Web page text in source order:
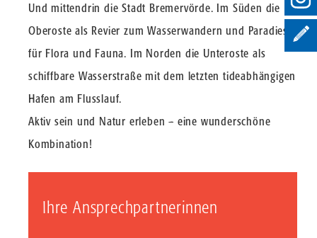
Und mittendrin die Stadt Bremervörde. Im Süden die
Oberoste als Revier zum Wasserwandern und Paradies
für Flora und Fauna. Im Norden die Unteroste als
schiffbare Wasserstraße mit dem letzten tideabhängigen
Hafen am Flusslauf.
Aktiv sein und Natur erleben – eine wunderschöne
Kombination!
Ihre Ansprechpartnerinnen